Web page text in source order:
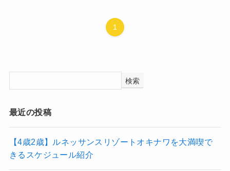
1
検索
最近の投稿
【4歳2歳】ルネッサンスリゾートオキナワを大満喫で
きるスケジュール紹介